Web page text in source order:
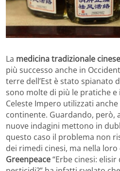
La medicina tradizionale cinese
più successo anche in
terre dell’Est è stato spianato
sono molte di più le pratiche
Celeste Impero utilizzati
continente. Guardando, però,
nuove indagini mettono in
questo caso il problema non
dei rimedi cinesi, ma nella
Greenpeace“Erbe cinesi: